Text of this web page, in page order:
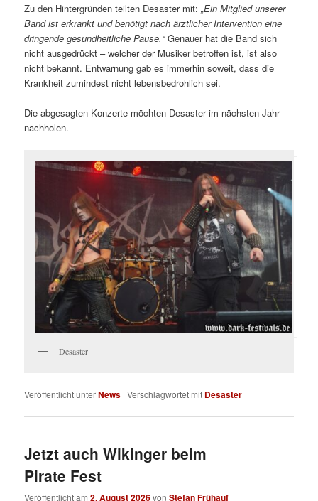
Zu den Hintergründen teilten Desaster mit:„Ein Mitglied unserer
Band ist erkrankt und benötigt nach ärztlicher Intervention eine
dringende gesundheitliche Pause.“Genauer hat die Band sich
nicht ausgedrückt – welcher der Musiker betroffen ist, ist also
nicht bekannt. Entwarnung gab es immerhin soweit, dass die
Krankheit zumindest nicht lebensbedrohlich sei.
Die abgesagten Konzerte möchten Desaster im nächsten Jahr
nachholen.
Desaster
Veröffentlicht unterNews |Verschlagwortet mit Desaster
Jetzt auch Wikinger beim
Pirate Fest
Veröffentlicht am2. August 2026vonStefan Frühauf